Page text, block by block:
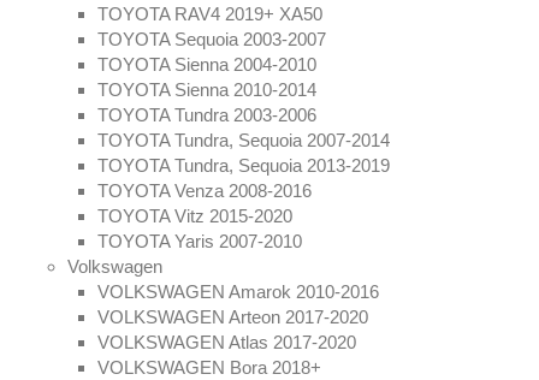
TOYOTA RAV4 2019+ XA50
TOYOTA Sequoia 2003-2007
TOYOTA Sienna 2004-2010
TOYOTA Sienna 2010-2014
TOYOTA Tundra 2003-2006
TOYOTA Tundra, Sequoia 2007-2014
TOYOTA Tundra, Sequoia 2013-2019
TOYOTA Venza 2008-2016
TOYOTA Vitz 2015-2020
TOYOTA Yaris 2007-2010
Volkswagen
VOLKSWAGEN Amarok 2010-2016
VOLKSWAGEN Arteon 2017-2020
VOLKSWAGEN Atlas 2017-2020
VOLKSWAGEN Bora 2018+